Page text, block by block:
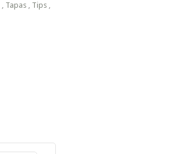
, Tapas , Tips ,